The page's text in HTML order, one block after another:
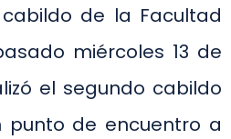
de la Facultad
miércoles 13 de
el segundo cabildo
de encuentro a